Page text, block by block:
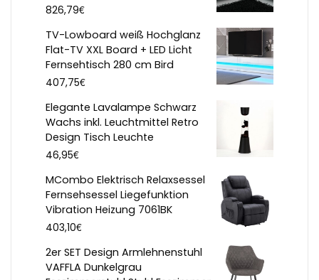
826,79€
TV-Lowboard weiß Hochglanz
Flat-TV XXL Board + LED Licht
Fernsehtisch 280 cm Bird
407,75€
Elegante Lavalampe Schwarz
Wachs inkl. Leuchtmittel Retro
Design Tisch Leuchte
46,95€
MCombo Elektrisch Relaxsessel
Fernsehsessel Liegefunktion
Vibration Heizung 7061BK
403,10€
2er SET Design Armlehnenstuhl
VAFFLA Dunkelgrau